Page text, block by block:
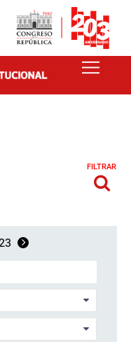
FILTRAR